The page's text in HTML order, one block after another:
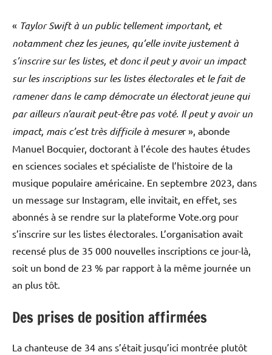
« Taylor Swift à un public tellement important, et
notamment chez les jeunes, qu’elle invite justement à
s’inscrire sur les listes, et donc il peut y avoir un impact
sur les inscriptions sur les listes électorales et le fait de
ramener dans le camp démocrate un électorat jeune qui
par ailleurs n’aurait peut-être pas voté. Il peut y avoir un
impact, mais c’est très difficile à mesurer », abonde
Manuel Bocquier, doctorant à l’école des hautes études
en sciences sociales et spécialiste de l’histoire de la
musique populaire américaine. En septembre 2023, dans
un message sur Instagram, elle invitait, en effet, ses
abonnés à se rendre sur la plateforme Vote.org pour
s’inscrire sur les listes électorales. L’organisation avait
recensé plus de 35 000 nouvelles inscriptions ce jour-là,
soit un bond de 23 % par rapport à la même journée un
an plus tôt.
Des prises de position affirmées
La chanteuse de 34 ans s’était jusqu’ici montrée plutôt